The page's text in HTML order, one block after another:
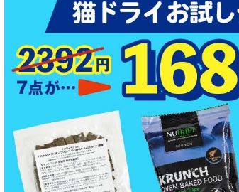
特集 エアドライフード
特殊製法のドッグフード
特殊製法のキャットフード
全年齢対応 フード for DOG
パピー用 フード for DOG